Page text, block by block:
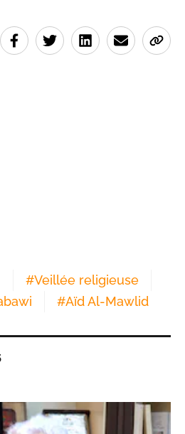
#Veillée religieuse
#Aïd Al-Mawlid